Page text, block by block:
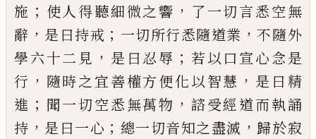
施 ； 使人得聽細微之響 ， 了一切言悉空無
辭 ， 是曰持戒 ； 一切所行悉隨道業 ，不隨外
學六十二 見 ， 是曰忍辱 ； 若以 口宣心念是
行 ， 隨時之宜善權方便化以智慧 ， 是曰精
進 ； 聞一切空悉無萬物 ， 諮受經道而執誦
持 ， 是曰一心 ； 總一切音知之盡滅 ， 歸於寂